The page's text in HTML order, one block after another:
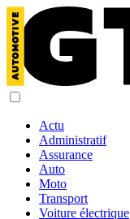
Actu
Administratif
Assurance
Auto
Moto
Transport
Voiture électrique